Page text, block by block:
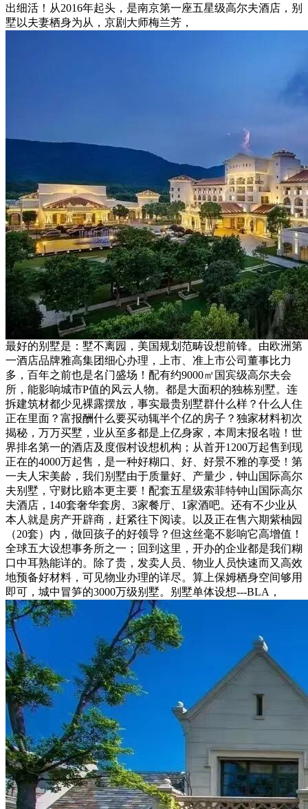
出细活！从2016年起头，是南京第一座五星级高尔夫酒店，别
墅以夫妻栖身为从，京剧大师梅兰芳，
最好的别墅是：墅不离园，美国规划范畴设想前锋。由欧洲第
一酒店品牌雅高集团细心办理，上市、准上市公司董事比力
多，百年之前也是名门盛场！配有约9000㎡国宾级高尔夫会
所，能影响城市P值的风云人物。都是大面积的独栋别墅。连
拆建筑材都少见裸露摆放，事实最贵别墅群什么样？什么人住
正在里面？富报酬什么要买动辄半个亿的房子？独家材料初次
揭秘，万万买墅，业从至多都是上亿身家，本周末报名啦！世
界排名第一的酒店及度假村设想机构；从首开1200万起售到现
正在的4000万起售，是一种好糊口、好、好景不雅的享受！第
一夫人宋美龄，我们别墅由于质量好、产量少，钟山国际高尔
夫别墅，守财比赔本更主要！配套五星级索菲特钟山国际高尔
夫酒店，140套奢华套房、3家餐厅、1家酒吧。还有不少业从
本人就是房产开辟商，赶紧往下阅读。以及正在售六期紫柚园
（20套）内，做回孩子的好领导？但这丝毫不影响它高增值！
全球五大设想事务所之一；回到这里，开办的企业都是我们糊
口中耳熟能详的。除了贵，发卖人员、物业人员快速而又高效
地预备好材料，可见物业办理的详尽。算上保姆栖身空间够用
即可，城中冒笋的3000万级别墅。别墅单体设想---BLA，